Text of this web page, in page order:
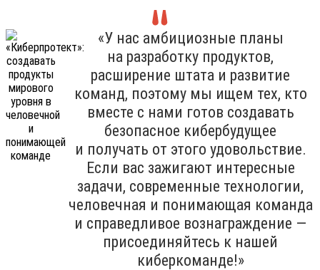
«У нас амбициозные планы
на разработку продуктов,
расширение штата и развитие
команд, поэтому мы ищем тех, кто
вместе с нами готов создавать
безопасное кибербудущее
и получать от этого удовольствие.
Если вас зажигают интересные
задачи, современные технологии,
человечная и понимающая команда
и справедливое вознаграждение —
присоединяйтесь к нашей
киберкоманде!»